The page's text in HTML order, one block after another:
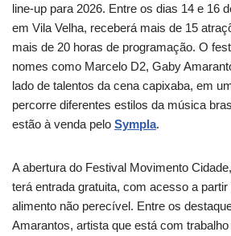
line-up para 2026. Entre os dias 14 e 16
em Vila Velha, receberá mais de 15
mais de 20 horas de programação. O
nomes como Marcelo D2, Gaby
lado de talentos da cena capixaba, em
percorre diferentes estilos da música
estão à venda pelo Sympla.
A abertura do Festival Movimento
terá entrada gratuita, com acesso a
alimento não perecível. Entre os
Amarantos, artista que está com